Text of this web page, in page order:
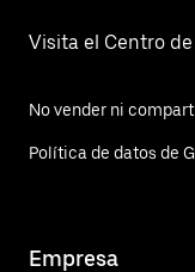
Visita el Centro
No vender ni
Política de datos de
Empresa